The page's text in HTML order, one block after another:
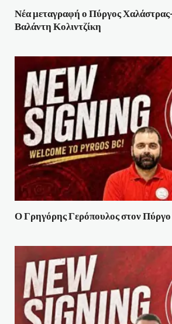
Νέα μεταγραφή ο Πύργος
Βαλάντη Κολιντζίκη
Ο Γρηγόρης Γερόπουλος στον